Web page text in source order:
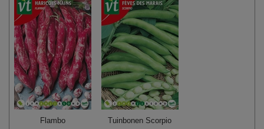
Flambo Tuinbonen Scorpio